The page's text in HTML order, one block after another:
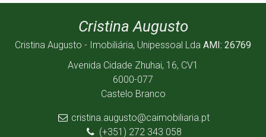
Cristina Augusto
Cristina Augusto - Imobiliária, Unipessoal Lda AMI: 26769
Avenida Cidade Zhuhai, 16, CV1
6000-077
Castelo Branco
cristina.augusto@caimobiliaria.pt
(+351) 272 343 058